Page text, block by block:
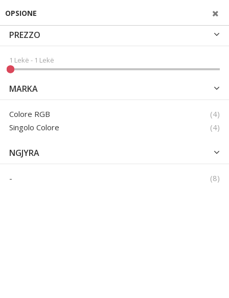
OPSIONE
PREZZO
1 Lekë - 1 Lekë
MARKA
Colore RGB 4
Singolo Colore
4
NGJYRA
- 8